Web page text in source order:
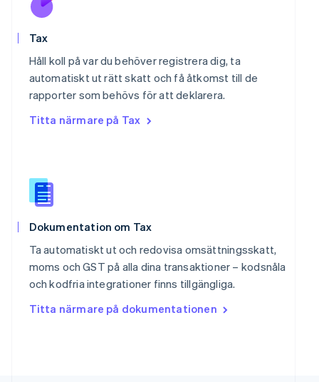
Tax
Håll koll på var du behöver registrera dig, ta
automatiskt ut rätt skatt och få åtkomst till de
rapporter som behövs för att deklarera.
Titta närmare på Tax
Dokumentation om Tax
Ta automatiskt ut och redovisa omsättningsskatt,
moms och GST på alla dina transaktioner – kodsnåla
och kodfria integrationer finns tillgängliga.
Titta närmare på dokumentationen
Portugal
Schweiz
DeutschFrançaisItalianoEnglish
Singapore
Slovakien
Spanien
Español
English
SvenskaEnglish
Thailand
ไทยEnglish
English